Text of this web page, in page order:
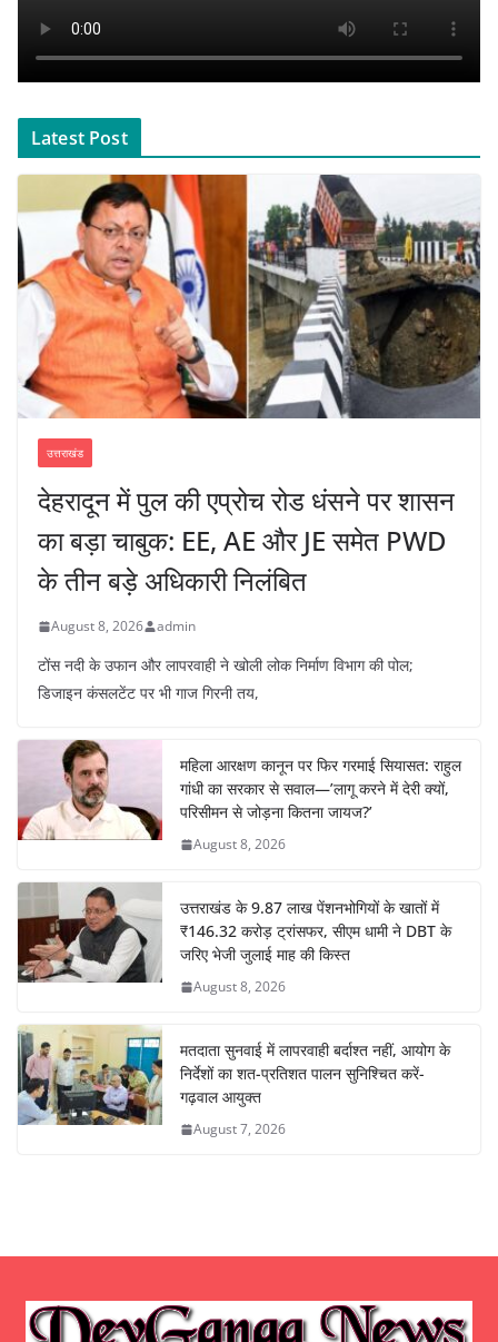
Latest Post
उत्तराखंड
देहरादून में पुल की एप्रोच रोड धंसने पर शासन
का बड़ा चाबुक: EE, AE और JE समेत PWD
के तीन बड़े अधिकारी निलंबित
August 8, 2026 admin
टोंस नदी के उफान और लापरवाही ने खोली लोक निर्माण विभाग की पोल;
डिजाइन कंसलटेंट पर भी गाज गिरनी तय,
महिला आरक्षण कानून पर फिर गरमाई सियासत: राहुल
गांधी का सरकार से सवाल—’लागू करने में देरी क्यों,
परिसीमन से जोड़ना कितना जायज?’
August 8, 2026
उत्तराखंड के 9.87 लाख पेंशनभोगियों के खातों में
₹146.32 करोड़ ट्रांसफर, सीएम धामी ने DBT के
जरिए भेजी जुलाई माह की किस्त
August 8, 2026
मतदाता सुनवाई में लापरवाही बर्दाश्त नहीं, आयोग के
निर्देशों का शत-प्रतिशत पालन सुनिश्चित करें-
गढ़वाल आयुक्त
August 7, 2026